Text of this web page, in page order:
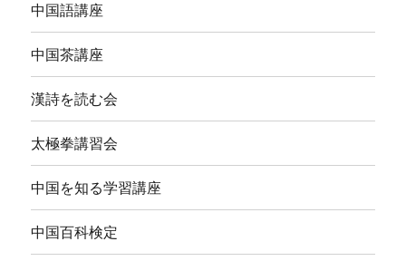
中国語講座
中国茶講座
漢詩を読む会
太極拳講習会
中国を知る学習講座
中国百科検定